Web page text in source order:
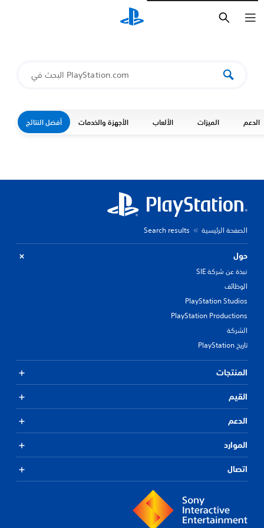
أفضل النتائج الأجهزة والخدمات الألعاب الميزات الدعم
الصفحة الرئيسية Search results
حول
نبذة عن شركة SIE
الوظائف
PlayStation Studios
PlayStation Productions
الشركة
تاريخ PlayStation
المنتجات
القيم
الدعم
الموارد
اتصال